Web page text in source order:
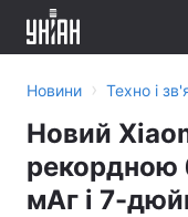
Новини › Техно і
Новий
рекордною
мАг і 7-